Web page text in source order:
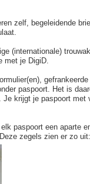
zelf, begeleidende
(internationale)
met je DigiD.
paspoort. Het is
krijgt je paspoort met
paspoort een aparte
zegels zien er zo uit: